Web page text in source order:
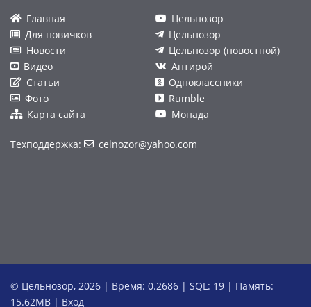
Главная
Для новичков
Новости
Видео
Статьи
Фото
Карта сайта
Цельнозор
Цельнозор
Цельнозор (новостной)
Антирой
Одноклассники
Rumble
Монада
Техподдержка: celnozor@yahoo.com
© Цельнозор, 2026 | Время: 0.2686 | SQL: 19 | Память:
15.62MB | Вход